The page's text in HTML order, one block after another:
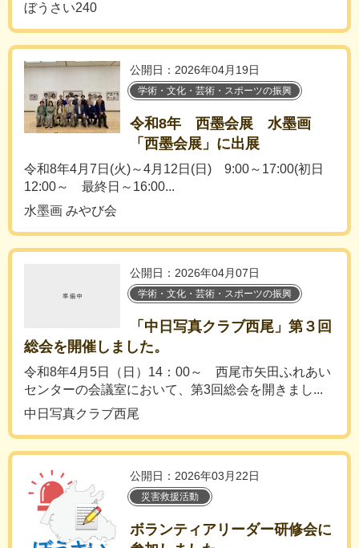
ぼうさい240
公開日：2026年04月19日
学術・文化・芸術・スポーツの振興
令和8年 西墨会展 水墨画
「西墨会展」に出展
令和8年4月7日(火)～4月12日(日) 9:00～17:00(初日
12:00～ 最終日～16:00...
水墨画 みやび会
公開日：2026年04月07日
学術・文化・芸術・スポーツの振興
「中日写真クラブ西尾」第３回
総会を開催しました。
令和8年4月5日（日）14：00～ 西尾市矢田ふれあい
センターの会議室において、第3回総会を開きまし...
中日写真クラブ西尾
公開日：2026年03月22日
災害救援活動
ボランティアリーダー研修会に